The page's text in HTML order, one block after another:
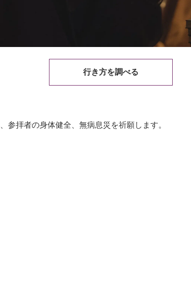
行き方を調べる
参拝者の身体健全、無病息災を祈願します。